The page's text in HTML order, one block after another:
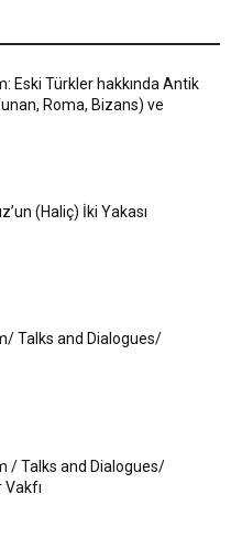
Eski Türkler hakkında Antik
Roma, Bizans) ve
(Haliç) İki Yakası
Talks and Dialogues/
/ Talks and Dialogues/